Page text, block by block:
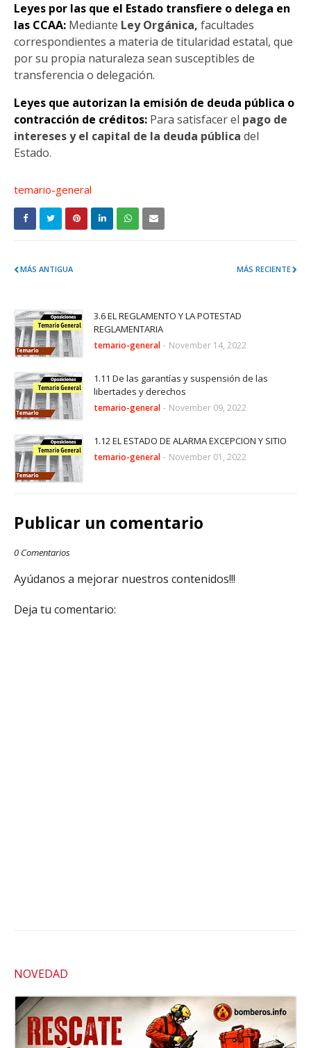
Leyes por las que el Estado transfiere o delega en
las CCAA: Mediante Ley Orgánica, facultades
correspondientes a materia de titularidad estatal, que
por su propia naturaleza sean susceptibles de
transferencia o delegación.
Leyes que autorizan la emisión de deuda pública o
contracción de créditos: Para satisfacer el pago de
intereses y el capital de la deuda pública del
Estado.
temario-general
MÁS RECIENTE
MÁS ANTIGUA
3.6 EL REGLAMENTO Y LA POTESTAD
REGLAMENTARIA
temario-general - November 14, 2022
1.11 De las garantías y suspensión de las
libertades y derechos
temario-general - November 09, 2022
1.12 EL ESTADO DE ALARMA EXCEPCION Y SITIO
temario-general - November 01, 2022
Publicar un comentario
0 Comentarios
Ayúdanos a mejorar nuestros contenidos!!!
Deja tu comentario:
NOVEDAD